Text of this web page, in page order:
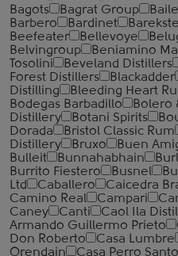
Bagots
Bagrat Group
Barbero
Bardinet
Beefeater
Bellevoye
Belvingroup
Beniamino
Tosolini
Beveland Distillers
Forest Distillers
Blackadder
Distilling
Bleeding Heart
Bodegas Barbadillo
Bolero
Distillery
Botani Spirits
Dorada
Bristol Classic Rum
Distillery
Bruxo Buen
Bulleit
Bunnahabhain
Burrito Fiestero
Busnel
Ltd
Caballero
Caicedra
Camino Real
Campari
Caney
Canti Caol Ila
Armando Guillermo Prieto
Don Roberto
Casa Lumbre
Orendain
Casa Perro Santo